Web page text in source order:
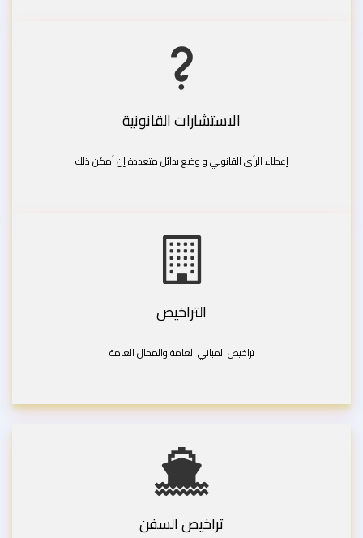
الاستشارات القانونية
إعطاء الرأى القانوني و وضع بدائل متعددة إن أمكن ذلك
التراخيص
تراخيص المباني العامة والمحال العامة
تراخيص السفن